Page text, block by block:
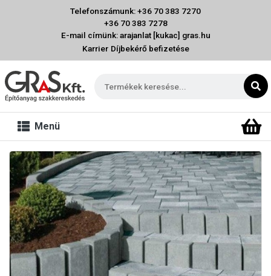
Telefonszámunk: +36 70 383 7270
+36 70 383 7278
E-mail címünk: arajanlat [kukac] gras.hu
Karrier Díjbekérő befizetése
Menü